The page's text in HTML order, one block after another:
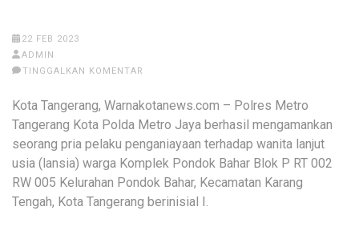
22 FEB 2023
ADMIN
TINGGALKAN KOMENTAR
Kota Tangerang, Warnakotanews.com – Polres Metro
Tangerang Kota Polda Metro Jaya berhasil mengamankan
seorang pria pelaku penganiayaan terhadap wanita lanjut
usia (lansia) warga Komplek Pondok Bahar Blok P RT 002
RW 005 Kelurahan Pondok Bahar, Kecamatan Karang
Tengah, Kota Tangerang berinisial I.